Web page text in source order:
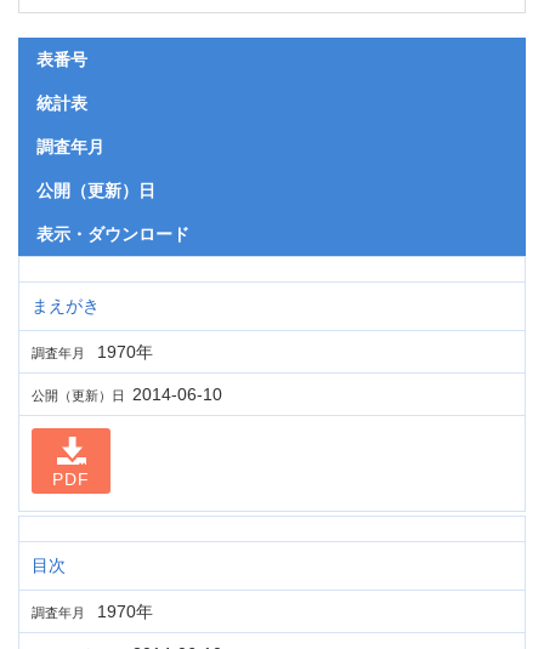
表番号
統計表
調査年月
公開（更新）日
表示・ダウンロード
まえがき
調査年月 1970年
公開（更新）日 2014-06-10
PDF
目次
調査年月 1970年